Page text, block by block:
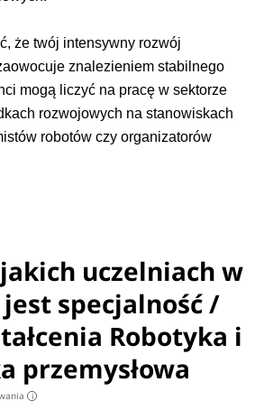
że twój intensywny rozwój
znalezieniem stabilnego
mogą liczyć na pracę w sektorze
rozwojowych na stanowiskach
robotów czy organizatorów
uczelniach w
specjalność /
Robotyka i
przemysłowa
i